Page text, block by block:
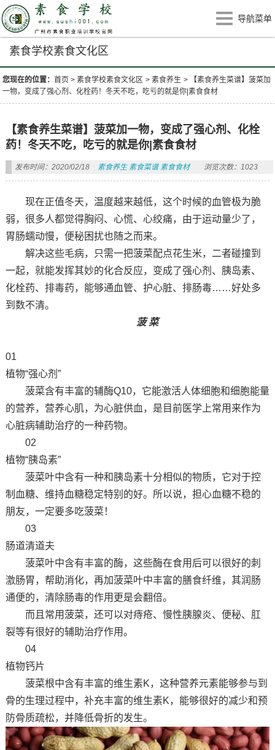
导航菜单
素食学校素食文化区
您现在的位置：首页 >素食学校素食文化区 >素食养生 >
【素食养生菜谱】菠菜加
一物，变成了强心剂、化栓药！冬天不吃，吃亏的就是你|素食食材
【素食养生菜谱】菠菜加一物，变成了强心剂、化栓
药！冬天不吃，吃亏的就是你|素食食材
发布时间：2020/02/18 素食养生 素食菜谱 素食食材 浏览次数：1023
现在正值冬天，温度越来越低，这个时候的血管极为脆
弱，很多人都觉得胸闷、心慌、心绞痛，由于运动量少了，
胃肠蠕动慢，便秘困扰也随之而来。
解决这些毛病，只需一把菠菜配点花生米，二者碰撞到
一起，就能发挥其妙的化合反应，变成了强心剂、胰岛素、
化栓药、排毒药，能够通血管、护心脏、排肠毒……好处多
到数不清。
菠 菜
01
植物“强心剂”
菠菜含有丰富的辅酶Q10，它能激活人体细胞和细胞能量
的营养，营养心肌，为心脏供血，是目前医学上常用来作为
心脏病辅助治疗的一种药物。
02
植物“胰岛素”
菠菜叶中含有一种和胰岛素十分相似的物质，它对于控
制血糖、维持血糖稳定特别的好。所以说，担心血糖不稳的
朋友，一定要多吃菠菜！
03
肠道清道夫
菠菜叶中含有丰富的酶，这些酶在食用后可以很好的刺
激肠胃，帮助消化，再加菠菜叶中丰富的膳食纤维，其润肠
通便的，清除肠毒的作用更是会翻倍。
而且常用菠菜，还可以对痔疮、慢性胰腺炎、便秘、肛
裂等有很好的辅助治疗作用。
04
植物钙片
菠菜根中含有丰富的维生素K，这种营养元素能够参与到
骨的生理过程中，补充丰富的维生素K，能够很好的减少和预
防骨质疏松，并降低骨折的发生。